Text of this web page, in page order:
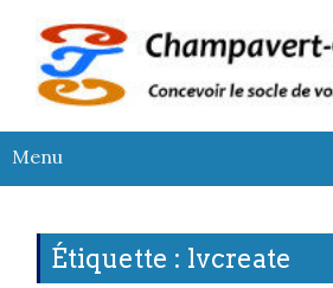
content
Menu
Étiquette : lvcreate